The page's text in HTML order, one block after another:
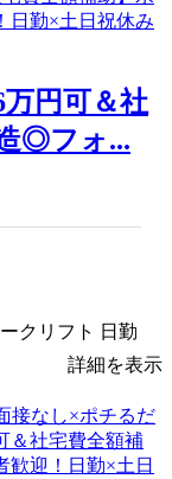
万円可＆社
◎フォ...
クリフト 日勤
詳細を表示